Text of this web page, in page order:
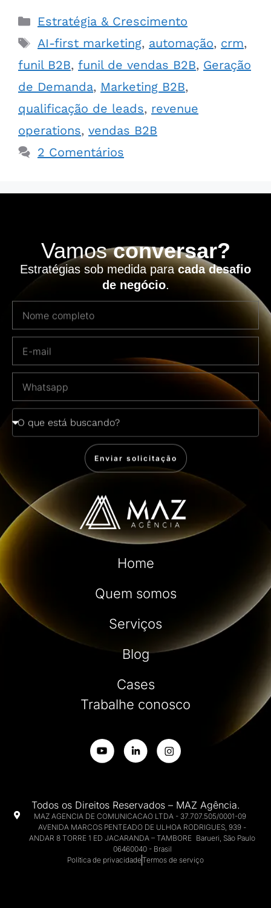
Estratégia & Crescimento
AI-first marketing, automação, crm,
funil B2B, funil de vendas B2B, Geração
de Demanda, Marketing B2B,
qualificação de leads, revenue
operations, vendas B2B
2 Comentários
Vamosconversar?
Estratégias sob medida paracada desafio
de negócio.
Enviar solicitação
Home
Quem somos
Serviços
Blog
Cases
Trabalhe conosco
Todos os Direitos Reservados – MAZ Agência.
MAZ AGENCIA DE COMUNICACAO LTDA - 37.707.505/0001-09
AVENIDA MARCOS PENTEADO DE ULHOA RODRIGUES, 939 -
ANDAR 8 TORRE 1 ED JACARANDA – TAMBORE Barueri, São Paulo
06460040 - Brasil
Política de privacidadeTermos de serviço